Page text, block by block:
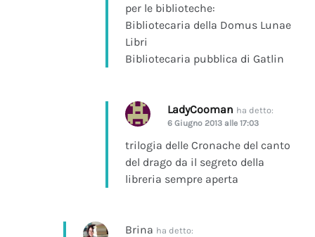
per le biblioteche:
Bibliotecaria della Domus Lunae
Libri
Bibliotecaria pubblica di Gatlin
LadyCooman ha detto:
6 Giugno 2013 alle 17:03
trilogia delle Cronache del canto
del drago da il segreto della
libreria sempre aperta
Brina ha detto: